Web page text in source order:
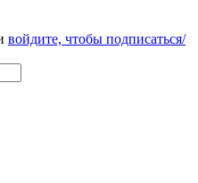
войдите, чтобы подписаться/